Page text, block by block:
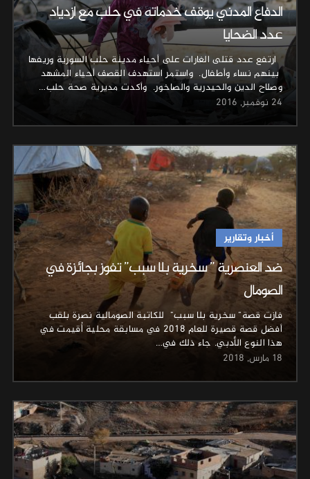
الدفاع المدني يوقف خدماته في حلب مع ازدياد
عدد الضحايا
ارتفع عدد قتلى الغارات على أحياء مدينة حلب السورية وريفها
بينهم نساء وأطفال. واستمر استهدف القصف أحياء المشهد
وصلاح الدين والحيدرية والصاخور. وأكدت مديرية صحة حلب…
24 نوفمبر, 2016
أخبار وتقارير
ضد العنصرية ” سخرية بلا سبب” تفوز بجائزة في
الصومال
فازت قصة" سخرية بلا سبب" للكاتبة الصومالية نصرة بلقب
أفضل قصة قصيرة للعام 2018 في مسابقة محلية أُقيمت في
هذا النوع الأدبي. جاء ذلك في…
18 مارس, 2018